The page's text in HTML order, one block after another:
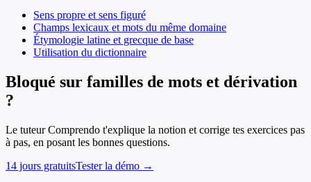
Sens propre et sens figuré
Champs lexicaux et mots du même domaine
Étymologie latine et grecque de base
Utilisation du dictionnaire
Bloqué sur familles de mots et dérivation
?
Le tuteur Comprendo t'explique la notion et corrige tes exercices pas
à pas, en posant les bonnes questions.
14 jours gratuitsTester la démo →